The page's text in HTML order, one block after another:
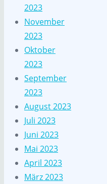
2023
November
2023
Oktober
2023
September
2023
August 2023
Juli 2023
Juni 2023
Mai 2023
April 2023
März 2023